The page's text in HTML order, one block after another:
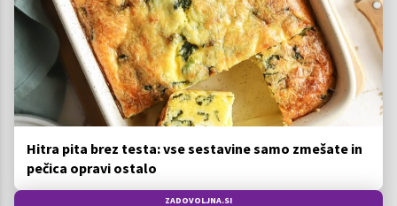
Hitra pita brez testa: vse sestavine samo zmešate in
pečica opravi ostalo
ZADOVOLJNA.SI